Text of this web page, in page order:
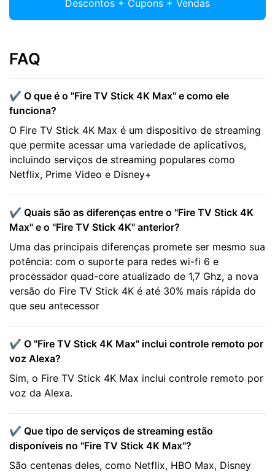
Descontos + Cupons + Vendas
FAQ
✔️ O que é o "Fire TV Stick 4K Max" e como ele
funciona?
O Fire TV Stick 4K Max é um dispositivo de streaming
que permite acessar uma variedade de aplicativos,
incluindo serviços de streaming populares como
Netflix, Prime Video e Disney+
✔️ Quais são as diferenças entre o "Fire TV Stick 4K
Max" e o "Fire TV Stick 4K" anterior?
Uma das principais diferenças promete ser mesmo sua
potência: com o suporte para redes wi-fi 6 e
processador quad-core atualizado de 1,7 Ghz, a nova
versão do Fire TV Stick 4K é até 30% mais rápida do
que seu antecessor
✔️ O "Fire TV Stick 4K Max" inclui controle remoto por
voz Alexa?
Sim, o Fire TV Stick 4K Max inclui controle remoto por
voz da Alexa.
✔️ Que tipo de serviços de streaming estão
disponíveis no "Fire TV Stick 4K Max"?
São centenas deles, como Netflix, HBO Max, Disney